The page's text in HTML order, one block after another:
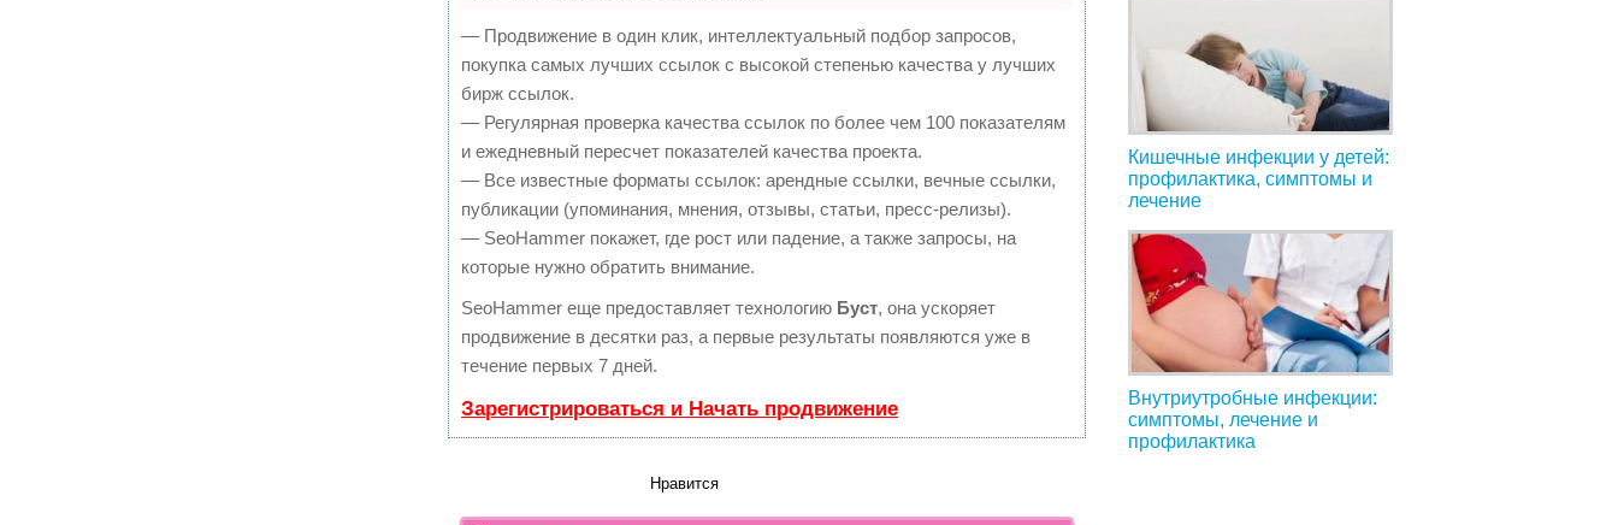
— Продвижение в один клик, интеллектуальный подбор запросов,
покупка самых лучших ссылок с высокой степенью качества у лучших
бирж ссылок.
— Регулярная проверка качества ссылок по более чем 100 показателям
и ежедневный пересчет показателей качества проекта.
— Все известные форматы ссылок: арендные ссылки, вечные ссылки,
публикации (упоминания, мнения, отзывы, статьи, пресс-релизы).
— SeoHammer покажет, где рост или падение, а также запросы, на
которые нужно обратить внимание.
SeoHammer еще предоставляет технологию Буст, она ускоряет
продвижение в десятки раз, а первые результаты появляются уже в
течение первых 7 дней.
Зарегистрироваться и Начать продвижение
Нравится
Кишечные инфекции у детей:
профилактика, симптомы и
лечение
Внутриутробные инфекции:
симптомы, лечение и
профилактика